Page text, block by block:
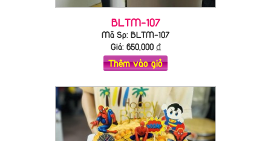
BLTM-107
Mã Sp: BLTM-107
Giá: 650,000₫
Thêm vào giỏ